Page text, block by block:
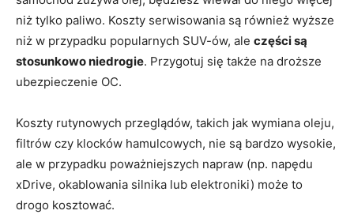
niż tylko paliwo. Koszty serwisowania są również wyższe
niż w przypadku popularnych SUV-ów, ale części są
stosunkowo niedrogie. Przygotuj się także na droższe
ubezpieczenie OC.
Koszty rutynowych przeglądów, takich jak wymiana oleju,
filtrów czy klocków hamulcowych, nie są bardzo wysokie,
ale w przypadku poważniejszych napraw (np. napędu
xDrive, okablowania silnika lub elektroniki) może to
drogo kosztować.